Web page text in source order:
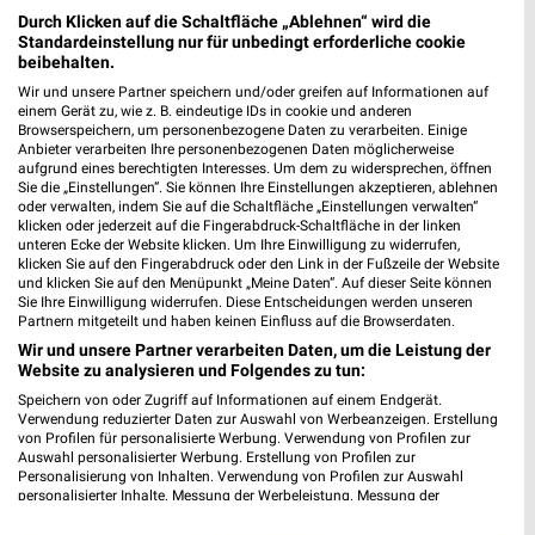
Nächste Filiale
Biegenhofstraße 10
96103 Hallstadt
Heute 09:30 - 18:00 Uhr | Schließt in 10 Min.
338,95 km • Angebote: 2 Prospekte
Angebote-Kalender für JYSK in Bamberg
und Umgebung
Aug.
03Mo 04Di 05Mi 06Do 07 Fr
Durch Klicken auf die Schaltfläche „Ablehnen“ wird die
Standardeinstellung nur für unbedingt erforderliche cookie
beibehalten.
Wir und unsere Partner speichern und/oder greifen auf Informationen auf
einem Gerät zu, wie z. B. eindeutige IDs in cookie und anderen
Browserspeichern, um personenbezogene Daten zu verarbeiten. Einige
Anbieter verarbeiten Ihre personenbezogenen Daten möglicherweise
aufgrund eines berechtigten Interesses. Um dem zu widersprechen, öffnen
Sie die „Einstellungen“. Sie können Ihre Einstellungen akzeptieren, ablehnen
oder verwalten, indem Sie auf die Schaltfläche „Einstellungen verwalten“
klicken oder jederzeit auf die Fingerabdruck-Schaltfläche in der linken
unteren Ecke der Website klicken. Um Ihre Einwilligung zu widerrufen,
klicken Sie auf den Fingerabdruck oder den Link in der Fußzeile der Website
und klicken Sie auf den Menüpunkt „Meine Daten“. Auf dieser Seite können
Sie Ihre Einwilligung widerrufen. Diese Entscheidungen werden unseren
Partnern mitgeteilt und haben keinen Einfluss auf die Browserdaten.
Wir und unsere Partner verarbeiten Daten, um die Leistung der
Website zu analysieren und Folgendes zu tun:
Speichern von oder Zugriff auf Informationen auf einem Endgerät.
Verwendung reduzierter Daten zur Auswahl von Werbeanzeigen. Erstellung
von Profilen für personalisierte Werbung. Verwendung von Profilen zur
Auswahl personalisierter Werbung. Erstellung von Profilen zur
Personalisierung von Inhalten. Verwendung von Profilen zur Auswahl
personalisierter Inhalte. Messung der Werbeleistung. Messung der